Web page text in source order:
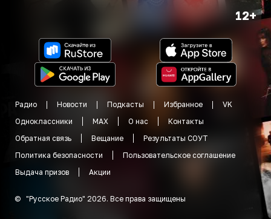
12+
Радио Новости Подкасты Избранное
VK
Одноклассники
MAX О нас
Контакты
Обратная связь
Вещание
Результаты СОУТ
Политика безопасности
Пользовательское соглашение
Выдача призов
Акции
© "Русское Радио" 2026. Все права защищены